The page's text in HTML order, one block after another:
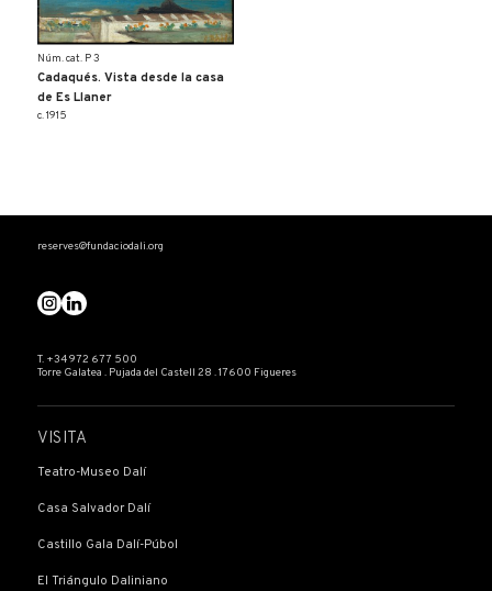
Núm. cat. P 3
Cadaqués. Vista desde la casa
de Es Llaner
c. 1915
reserves@fundaciodali.org
T. +34 972 677 500
Torre Galatea . Pujada del Castell 28 . 17600 Figueres
VISITA
Teatro-Museo Dalí
Casa Salvador Dalí
Castillo Gala Dalí-Púbol
El Triángulo Daliniano